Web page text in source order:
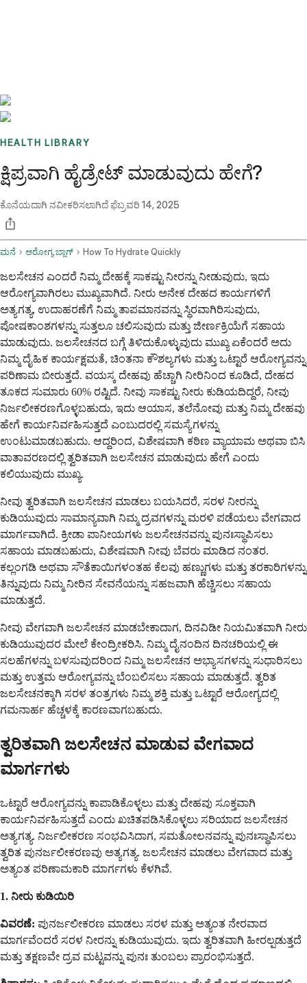
HEALTH LIBRARY
ಕ್ಷಿಪ್ರವಾಗಿ ಹೈಡ್ರೇಟ್ ಮಾಡುವುದು ಹೇಗೆ?
ಕೊನೆಯದಾಗಿ ನವೀಕರಿಸಲಾಗಿದೆಫೆಬ್ರವರಿ 14, 2025
ಮನೆ ಆರೋಗ್ಯ ಬ್ಲಾಗ್ How To Hydrate Quickly
ಜಲಸೇಚನ ಎಂದರೆ ನಿಮ್ಮ ದೇಹಕ್ಕೆ ಸಾಕಷ್ಟು ನೀರನ್ನು ನೀಡುವುದು, ಇದು
ಆರೋಗ್ಯವಾಗಿರಲು ಮುಖ್ಯವಾಗಿದೆ. ನೀರು ಅನೇಕ ದೇಹದ ಕಾರ್ಯಗಳಿಗೆ
ಅತ್ಯಗತ್ಯ, ಉದಾಹರಣೆಗೆ ನಿಮ್ಮ ತಾಪಮಾನವನ್ನು ಸ್ಥಿರವಾಗಿರಿಸುವುದು,
ಪೋಷಕಾಂಶಗಳನ್ನು ಸುತ್ತಲೂ ಚಲಿಸುವುದು ಮತ್ತು ಜೀರ್ಣಕ್ರಿಯೆಗೆ ಸಹಾಯ
ಮಾಡುವುದು. ಜಲಸೇಚನದ ಬಗ್ಗೆ ತಿಳಿದುಕೊಳ್ಳುವುದು ಮುಖ್ಯ ಏಕೆಂದರೆ ಅದು
ನಿಮ್ಮ ದೈಹಿಕ ಕಾರ್ಯಕ್ಷಮತೆ, ಚಿಂತನಾ ಕೌಶಲ್ಯಗಳು ಮತ್ತು ಒಟ್ಟಾರೆ ಆರೋಗ್ಯವನ್ನು
ಪರಿಣಾಮ ಬೀರುತ್ತದೆ. ವಯಸ್ಕ ದೇಹವು ಹೆಚ್ಚಾಗಿ ನೀರಿನಿಂದ ಕೂಡಿದೆ, ದೇಹದ
ತೂಕದ ಸುಮಾರು 60% ರಷ್ಟಿದೆ. ನೀವು ಸಾಕಷ್ಟು ನೀರು ಕುಡಿಯದಿದ್ದರೆ, ನೀವು
ನಿರ್ಜಲೀಕರಣಗೊಳ್ಳಬಹುದು, ಇದು ಆಯಾಸ, ತಲೆನೋವು ಮತ್ತು ನಿಮ್ಮ ದೇಹವು
ಹೇಗೆ ಕಾರ್ಯನಿರ್ವಹಿಸುತ್ತದೆ ಎಂಬುದರಲ್ಲಿ ಸಮಸ್ಯೆಗಳನ್ನು
ಉಂಟುಮಾಡಬಹುದು. ಆದ್ದರಿಂದ, ವಿಶೇಷವಾಗಿ ಕಠಿಣ ವ್ಯಾಯಾಮ ಅಥವಾ ಬಿಸಿ
ವಾತಾವರಣದಲ್ಲಿ ತ್ವರಿತವಾಗಿ ಜಲಸೇಚನ ಮಾಡುವುದು ಹೇಗೆ ಎಂದು
ಕಲಿಯುವುದು ಮುಖ್ಯ.
ನೀವು ತ್ವರಿತವಾಗಿ ಜಲಸೇಚನ ಮಾಡಲು ಬಯಸಿದರೆ, ಸರಳ ನೀರನ್ನು
ಕುಡಿಯುವುದು ಸಾಮಾನ್ಯವಾಗಿ ನಿಮ್ಮ ದ್ರವಗಳನ್ನು ಮರಳಿ ಪಡೆಯಲು ವೇಗವಾದ
ಮಾರ್ಗವಾಗಿದೆ. ಕ್ರೀಡಾ ಪಾನೀಯಗಳು ಜಲಸೇಚನವನ್ನು ಪುನಃಸ್ಥಾಪಿಸಲು
ಸಹಾಯ ಮಾಡಬಹುದು, ವಿಶೇಷವಾಗಿ ನೀವು ಬೆವರು ಮಾಡಿದ ನಂತರ.
ಕಲ್ಲಂಗಡಿ ಅಥವಾ ಸೌತೆಕಾಯಿಗಳಂತಹ ಕೆಲವು ಹಣ್ಣುಗಳು ಮತ್ತು ತರಕಾರಿಗಳನ್ನು
ತಿನ್ನುವುದು ನಿಮ್ಮ ನೀರಿನ ಸೇವನೆಯನ್ನು ಸಹಜವಾಗಿ ಹೆಚ್ಚಿಸಲು ಸಹಾಯ
ಮಾಡುತ್ತದೆ.
ನೀವು ವೇಗವಾಗಿ ಜಲಸೇಚನ ಮಾಡಬೇಕಾದಾಗ, ದಿನವಿಡೀ ನಿಯಮಿತವಾಗಿ ನೀರು
ಕುಡಿಯುವುದರ ಮೇಲೆ ಕೇಂದ್ರೀಕರಿಸಿ. ನಿಮ್ಮ ದೈನಂದಿನ ದಿನಚರಿಯಲ್ಲಿ ಈ
ಸಲಹೆಗಳನ್ನು ಬಳಸುವುದರಿಂದ ನಿಮ್ಮ ಜಲಸೇಚನ ಅಭ್ಯಾಸಗಳನ್ನು ಸುಧಾರಿಸಲು
ಮತ್ತು ಉತ್ತಮ ಆರೋಗ್ಯವನ್ನು ಬೆಂಬಲಿಸಲು ಸಹಾಯ ಮಾಡುತ್ತದೆ. ತ್ವರಿತ
ಜಲಸೇಚನಕ್ಕಾಗಿ ಸರಳ ತಂತ್ರಗಳು ನಿಮ್ಮ ಶಕ್ತಿ ಮತ್ತು ಒಟ್ಟಾರೆ ಆರೋಗ್ಯದಲ್ಲಿ
ಗಮನಾರ್ಹ ಹೆಚ್ಚಳಕ್ಕೆ ಕಾರಣವಾಗಬಹುದು.
ತ್ವರಿತವಾಗಿ ಜಲಸೇಚನ ಮಾಡುವ ವೇಗವಾದ
ಮಾರ್ಗಗಳು
ಒಟ್ಟಾರೆ ಆರೋಗ್ಯವನ್ನು ಕಾಪಾಡಿಕೊಳ್ಳಲು ಮತ್ತು ದೇಹವು ಸೂಕ್ತವಾಗಿ
ಕಾರ್ಯನಿರ್ವಹಿಸುತ್ತದೆ ಎಂದು ಖಚಿತಪಡಿಸಿಕೊಳ್ಳಲು ಸರಿಯಾದ ಜಲಸೇಚನ
ಅತ್ಯಗತ್ಯ. ನಿರ್ಜಲೀಕರಣ ಸಂಭವಿಸಿದಾಗ, ಸಮತೋಲನವನ್ನು ಪುನಃಸ್ಥಾಪಿಸಲು
ತ್ವರಿತ ಪುನರ್ಜಲೀಕರಣವು ಅತ್ಯಗತ್ಯ. ಜಲಸೇಚನ ಮಾಡಲು ವೇಗವಾದ ಮತ್ತು
ಅತ್ಯಂತ ಪರಿಣಾಮಕಾರಿ ಮಾರ್ಗಗಳು ಕೆಳಗಿವೆ.
1. ನೀರು ಕುಡಿಯಿರಿ
ವಿವರಣೆ: ಪುನರ್ಜಲೀಕರಣ ಮಾಡಲು ಸರಳ ಮತ್ತು ಅತ್ಯಂತ ನೇರವಾದ
ಮಾರ್ಗವೆಂದರೆ ಸರಳ ನೀರನ್ನು ಕುಡಿಯುವುದು. ಇದು ತ್ವರಿತವಾಗಿ ಹೀರಲ್ಪಡುತ್ತದೆ
ಮತ್ತು ತಕ್ಷಣವೇ ದ್ರವ ಮಟ್ಟವನ್ನು ಪುನಃ ತುಂಬಲು ಪ್ರಾರಂಭಿಸುತ್ತದೆ.